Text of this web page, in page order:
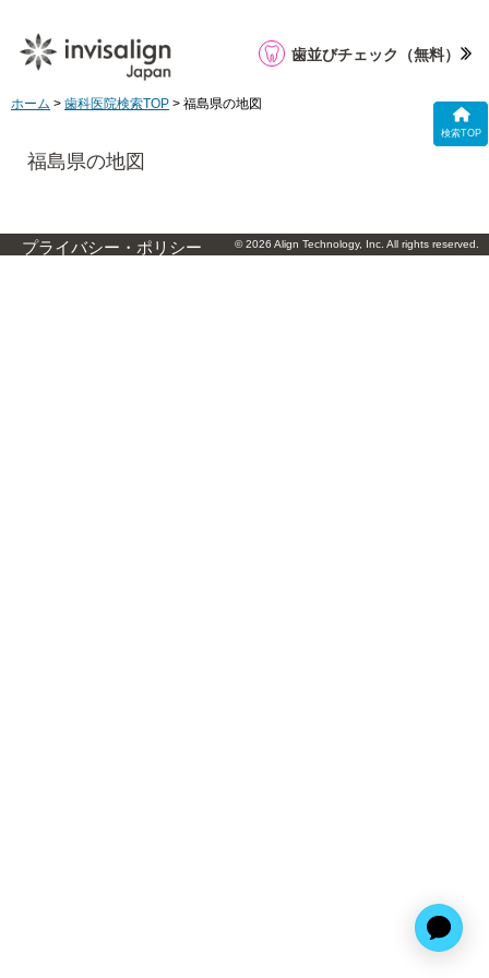
検索TOP
歯並びチェック （無料）
ホーム > 歯科医院検索TOP > 福島県の地図
福島県の地図
プライバシー・ポリシー © 2026 Align Technology, Inc. All rights reserved.